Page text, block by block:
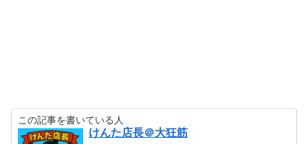
この記事を書いている人
けんた店長＠大狂筋